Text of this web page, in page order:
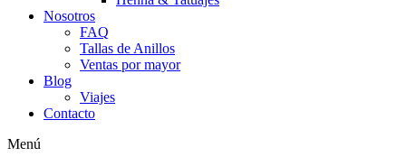
Nosotros
FAQ
Tallas de Anillos
Ventas por mayor
Blog
Viajes
Contacto
Menú